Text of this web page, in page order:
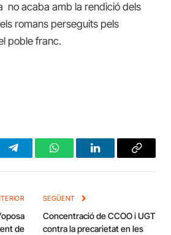
no acaba amb la rendició dels
romans perseguits pels
poble franc.
TelegramWhatsAppLinkedInCopy
de
SEGÜENT
Concentració de CCOO i UGT
contra la precarietat en les